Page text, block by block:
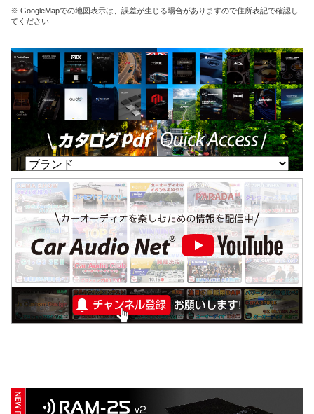
※ GoogleMapでの地図表示は、誤差が生じる場合がありますので住所表記で確認し
てください